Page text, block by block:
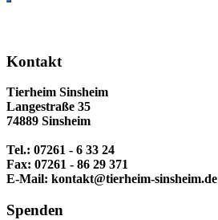
Kontakt
Tierheim Sinsheim
Langestraße 35
74889 Sinsheim
Tel.: 07261 - 6 33 24
Fax: 07261 - 86 29 371
E-Mail: kontakt@tierheim-sinsheim.de
Spenden